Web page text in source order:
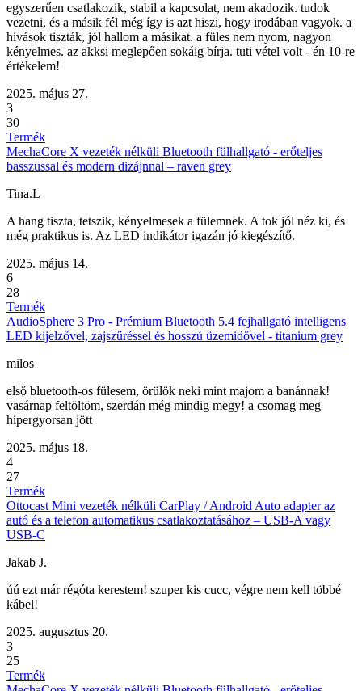
egyszerűen csatlakozik, stabil a kapcsolat, nem akadozik. tudok
vezetni, és a másik fél még így is azt hiszi, hogy irodában vagyok. a
hívások tiszták, jól hallom a másikat. a füles nem nyom, nagyon
kényelmes. az akksi meglepően sokáig bírja. tuti vétel volt - én 10-re
értékelem!
2025. május 27.
3
30
Termék
MechaCore X vezeték nélküli Bluetooth fülhallgató - erőteljes
basszussal és modern dizájnnal – raven grey
Tina.L
A hang tiszta, tetszik, kényelmesek a fülemnek. A tok jól néz ki, és
még praktikus is. Az LED indikátor igazán jó kiegészítő.
2025. május 14.
6
28
Termék
AudioSphere 3 Pro - Prémium Bluetooth 5.4 fejhallgató intelligens
LED kijelzővel, zajszűréssel és hosszú üzemidővel - titanium grey
milos
első bluetooth-os fülesem, örülök neki mint majom a banánnak!
vasárnap feltöltöm, szerdán még mindig megy! a csomag meg
hipergyorsan jött
2025. május 18.
4
27
Termék
Ottocast Mini vezeték nélküli CarPlay / Android Auto adapter az
autó és a telefon automatikus csatlakoztatásához – USB-A vagy
USB-C
Jakab J.
úú ezt már régóta kerestem! szuper kis cucc, végre nem kell többé
kábel!
2025. augusztus 20.
3
25
Termék